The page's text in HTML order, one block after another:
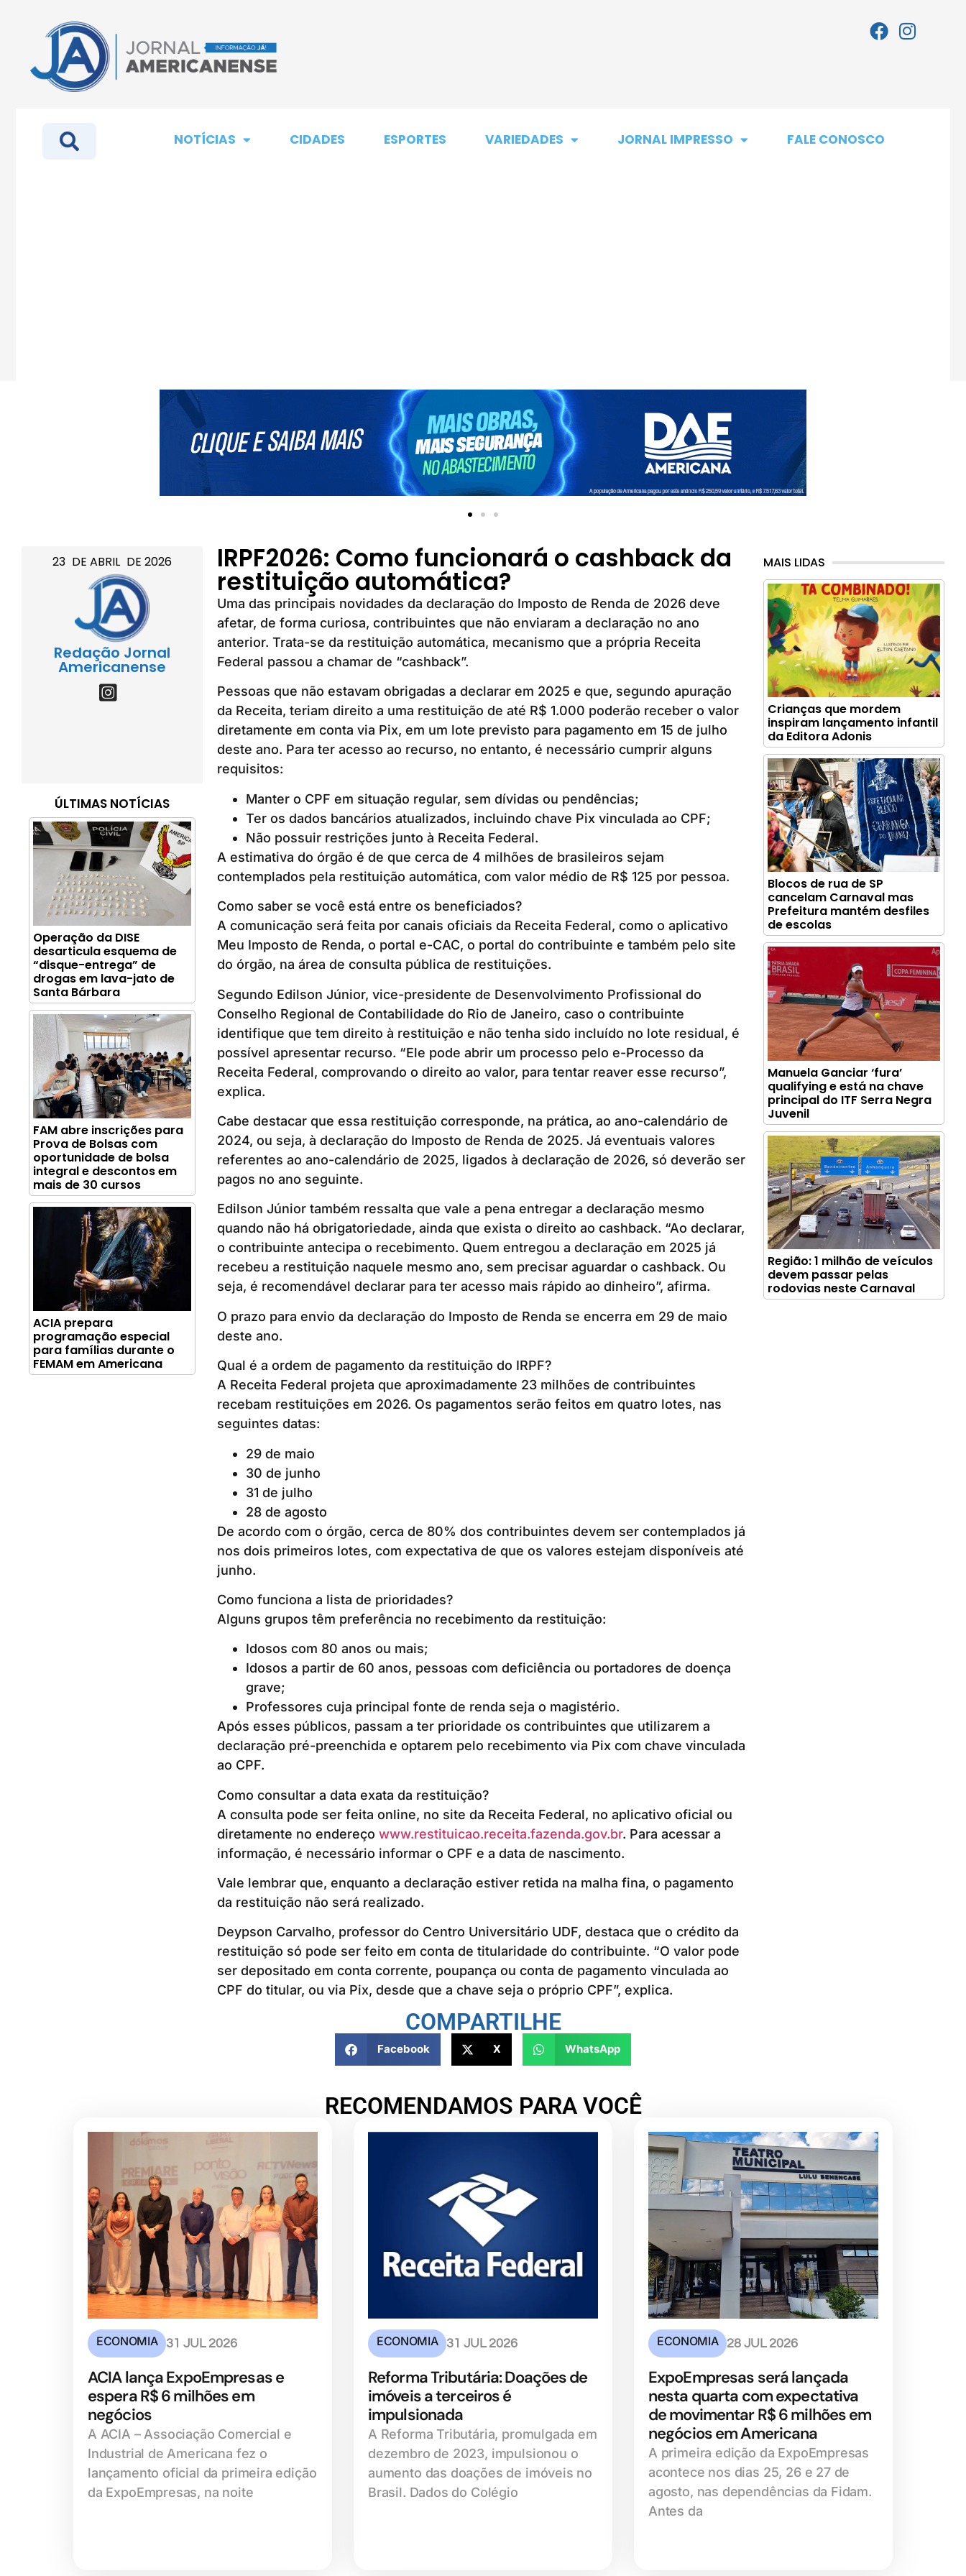
NOTÍCIAS CIDADES ESPORTES VARIEDADES JORNAL IMPRESSO FALE CONOSCO
23 DE ABRIL DE 2026
Redação Jornal
Americanense
ÚLTIMAS NOTÍCIAS
Operação da DISE
desarticula esquema de
“disque-entrega” de
drogas em lava-jato de
Santa Bárbara
FAM abre inscrições para
Prova de Bolsas com
oportunidade de bolsa
integral e descontos em
mais de 30 cursos
ACIA prepara
programação especial
para famílias durante o
FEMAM em Americana
IRPF2026: Como funcionará o cashback da
restituição automática?
Uma das principais novidades da declaração do Imposto de Renda de 2026 deve
afetar, de forma curiosa, contribuintes que não enviaram a declaração no ano
anterior. Trata-se da restituição automática, mecanismo que a própria Receita
Federal passou a chamar de “cashback”.
Pessoas que não estavam obrigadas a declarar em 2025 e que, segundo apuração
da Receita, teriam direito a uma restituição de até R$ 1.000 poderão receber o valor
diretamente em conta via Pix, em um lote previsto para pagamento em 15 de julho
deste ano. Para ter acesso ao recurso, no entanto, é necessário cumprir alguns
requisitos:
Manter o CPF em situação regular, sem dívidas ou pendências;
Ter os dados bancários atualizados, incluindo chave Pix vinculada ao CPF;
Não possuir restrições junto à Receita Federal.
A estimativa do órgão é de que cerca de 4 milhões de brasileiros sejam
contemplados pela restituição automática, com valor médio de R$ 125 por pessoa.
Como saber se você está entre os beneficiados?
A comunicação será feita por canais oficiais da Receita Federal, como o aplicativo
Meu Imposto de Renda, o portal e-CAC, o portal do contribuinte e também pelo site
do órgão, na área de consulta pública de restituições.
Segundo Edilson Júnior, vice-presidente de Desenvolvimento Profissional do
Conselho Regional de Contabilidade do Rio de Janeiro, caso o contribuinte
identifique que tem direito à restituição e não tenha sido incluído no lote residual, é
possível apresentar recurso. “Ele pode abrir um processo pelo e-Processo da
Receita Federal, comprovando o direito ao valor, para tentar reaver esse recurso”,
explica.
Cabe destacar que essa restituição corresponde, na prática, ao ano-calendário de
2024, ou seja, à declaração do Imposto de Renda de 2025. Já eventuais valores
referentes ao ano-calendário de 2025, ligados à declaração de 2026, só deverão ser
pagos no ano seguinte.
Edilson Júnior também ressalta que vale a pena entregar a declaração mesmo
quando não há obrigatoriedade, ainda que exista o direito ao cashback. “Ao declarar,
o contribuinte antecipa o recebimento. Quem entregou a declaração em 2025 já
recebeu a restituição naquele mesmo ano, sem precisar aguardar o cashback. Ou
seja, é recomendável declarar para ter acesso mais rápido ao dinheiro”, afirma.
O prazo para envio da declaração do Imposto de Renda se encerra em 29 de maio
deste ano.
Qual é a ordem de pagamento da restituição do IRPF?
A Receita Federal projeta que aproximadamente 23 milhões de contribuintes
recebam restituições em 2026. Os pagamentos serão feitos em quatro lotes, nas
seguintes datas:
29 de maio
30 de junho
31 de julho
28 de agosto
De acordo com o órgão, cerca de 80% dos contribuintes devem ser contemplados já
nos dois primeiros lotes, com expectativa de que os valores estejam disponíveis até
junho.
Como funciona a lista de prioridades?
Alguns grupos têm preferência no recebimento da restituição:
Idosos com 80 anos ou mais;
Idosos a partir de 60 anos, pessoas com deficiência ou portadores de doença
grave;
Professores cuja principal fonte de renda seja o magistério.
Após esses públicos, passam a ter prioridade os contribuintes que utilizarem a
declaração pré-preenchida e optarem pelo recebimento via Pix com chave vinculada
ao CPF.
Como consultar a data exata da restituição?
A consulta pode ser feita online, no site da Receita Federal, no aplicativo oficial ou
diretamente no endereço www.restituicao.receita.fazenda.gov.br. Para acessar a
informação, é necessário informar o CPF e a data de nascimento.
Vale lembrar que, enquanto a declaração estiver retida na malha fina, o pagamento
da restituição não será realizado.
Deypson Carvalho, professor do Centro Universitário UDF, destaca que o crédito da
restituição só pode ser feito em conta de titularidade do contribuinte. “O valor pode
ser depositado em conta corrente, poupança ou conta de pagamento vinculada ao
CPF do titular, ou via Pix, desde que a chave seja o próprio CPF”, explica.
COMPARTILHE
Facebook X WhatsApp
MAIS LIDAS
Crianças que mordem
inspiram lançamento infantil
da Editora Adonis
Blocos de rua de SP
cancelam Carnaval mas
Prefeitura mantém desfiles
de escolas
Manuela Ganciar ‘fura’
qualifying e está na chave
principal do ITF Serra Negra
Juvenil
Região: 1 milhão de veículos
devem passar pelas
rodovias neste Carnaval
RECOMENDAMOS PARA VOCÊ
ECONOMIA 31 JUL 2026
ACIA lança ExpoEmpresas e
espera R$ 6 milhões em
negócios
A ACIA – Associação Comercial e
Industrial de Americana fez o
lançamento oficial da primeira edição
da ExpoEmpresas, na noite
ECONOMIA 31 JUL 2026
Reforma Tributária: Doações de
imóveis a terceiros é
impulsionada
A Reforma Tributária, promulgada em
dezembro de 2023, impulsionou o
aumento das doações de imóveis no
Brasil. Dados do Colégio
ECONOMIA 28 JUL 2026
ExpoEmpresas será lançada
nesta quarta com expectativa
de movimentar R$ 6 milhões em
negócios em Americana
A primeira edição da ExpoEmpresas
acontece nos dias 25, 26 e 27 de
agosto, nas dependências da Fidam.
Antes da